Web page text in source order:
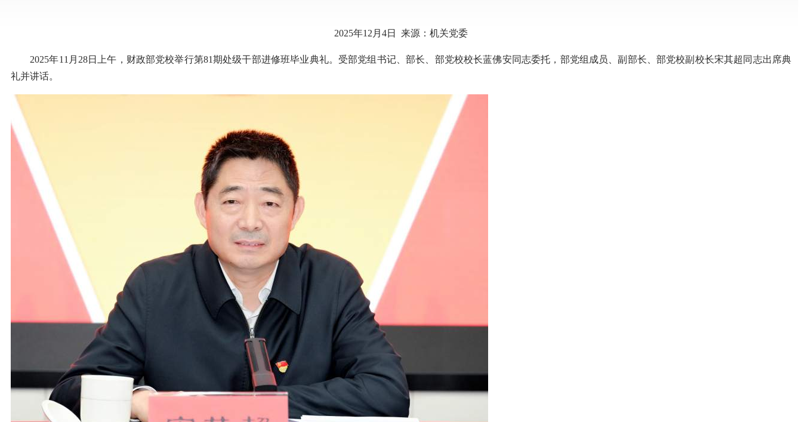
2025年12月4日 来源：机关党委
2025年11月28日上午，财政部党校举行第81期处级干部进修班毕业典礼。受部党组书记、部长、部党校校长蓝佛安同志委托，部党组成员、副部长、部党校副校长宋其超同志出席典
礼并讲话。